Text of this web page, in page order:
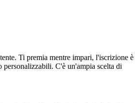
Ti premia mentre impari, l'iscrizione è
personalizzabili. C'è un'ampia scelta di